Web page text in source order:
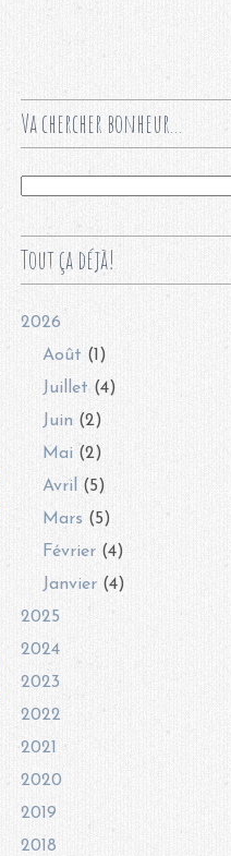
Va chercher bonheur...
Tout ça déjà!
2026
Août (1)
Juillet (4)
Juin (2)
Mai (2)
Avril
(5)
Mars (5)
Février (4)
Janvier (4)
2025
2024
2023
2022
2021
2020
2019
2018